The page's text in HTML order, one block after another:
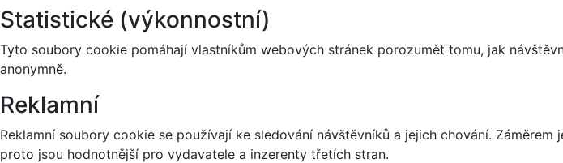
Statistické (výkonnostní)
Tyto soubory cookie pomáhají vlastníkům webových stránek porozumět tomu, jak
anonymně.
Reklamní
Reklamní soubory cookie se používají ke sledování návštěvníků a jejich chování.
proto jsou hodnotnější pro vydavatele a inzerenty třetích stran.